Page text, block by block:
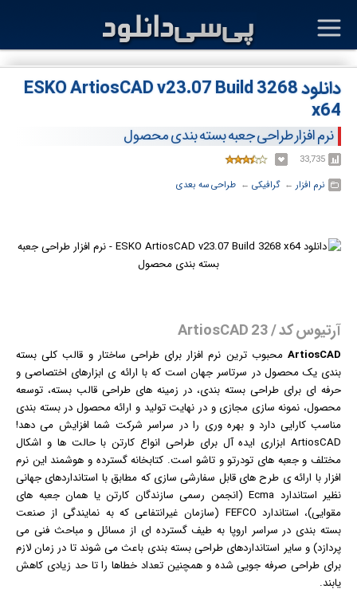
دانلود ESKO ArtiosCAD v23.07 Build 3268
x64
نرم افزار طراحی جعبه بسته بندی محصول
33,735
نرم افزار ← ‏گرافیکی ← ‏ طراحی سه بعدی
آرتیوس کد / ArtiosCAD 23
ArtiosCAD محبوب ترین نرم افزاربرای طراحی ساختار و قالب کلی بسته
بندی یک محصول در سرتاسر جهان است که با ارائه ی ابزارهای اختصاصی و
حرفه ای برای طراحی بسته بندی، در زمینه های طراحی قالب بسته، توسعه
محصول، نمونه سازی مجازی و در نهایت تولید و ارائه محصول در بسته بندی
مناسب کارایی دارد و بهره وری را در سراسر شرکت شما افزایش می دهد!
ArtiosCAD ابزاری ایده آل برای طراحی انواع کارتن با حالت ها و اشکال
مختلف و جعبه های تودرتو و تاشو است. کتابخانه گسترده و هوشمند این نرم
افزار با ارائه ی طرح های قابل سفارشی سازی که مطابق با استانداردهای جهانی
نظیر استاندارد Ecma (انجمن رسمی سازندگان کارتن یا همان جعبه های
مقوایی)، استاندارد FEFCO (سازمان غیرانتفاعی که به نمایندگی از صنعت
بسته بندی در سراسر اروپا به طیف گسترده ای از مسائل و مباحث فنی می
پردازد) و سایر استانداردهای طراحی بسته بندی باعث می شوند تا در زمان لازم
برای طراحی صرفه جویی شده و همچنین تعداد خطاها را تا حد زیادی کاهش
یابند.